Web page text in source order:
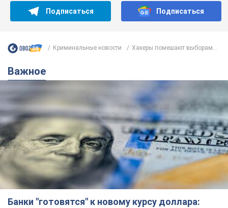
Подписаться Подписаться
Криминальные новости Хакеры помешают выборам...
Важное
Банки "готовятся" к новому курсу доллара: